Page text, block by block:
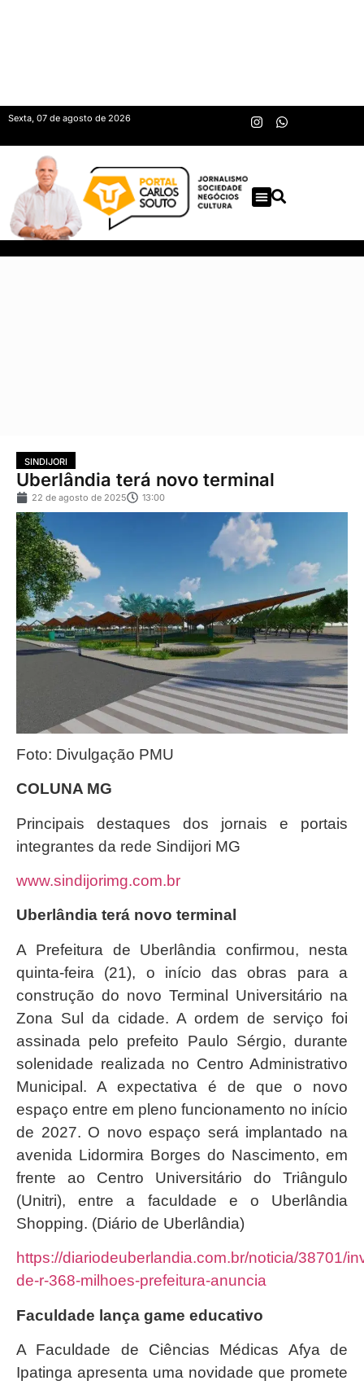
Sexta, 07 de agosto de 2026
SINDIJORI
Uberlândia terá novo terminal
22 de agosto de 2025 13:00
Foto: Divulgação PMU
COLUNA MG
Principais destaques dos jornais e portais
integrantes da rede Sindijori MG
www.sindijorimg.com.br
Uberlândia terá novo terminal
A Prefeitura de Uberlândia confirmou, nesta
quinta-feira (21), o início das obras para a
construção do novo Terminal Universitário na
Zona Sul da cidade. A ordem de serviço foi
assinada pelo prefeito Paulo Sérgio, durante
solenidade realizada no Centro Administrativo
Municipal. A expectativa é de que o novo
espaço entre em pleno funcionamento no início
de 2027. O novo espaço será implantado na
avenida Lidormira Borges do Nascimento, em
frente ao Centro Universitário do Triângulo
(Unitri), entre a faculdade e o Uberlândia
Shopping. (Diário de Uberlândia)
https://diariodeuberlandia.com.br/noticia/38701/
de-r-368-milhoes-prefeitura-anuncia
Faculdade lança game educativo
A Faculdade de Ciências Médicas Afya de
Ipatinga apresenta uma novidade que promete